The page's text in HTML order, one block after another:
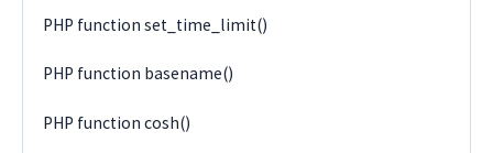
PHP function set_time_limit()
PHP function basename()
PHP function cosh()